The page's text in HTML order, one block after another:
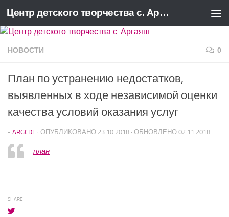
Перейти к содержимому Центр детского творчества с. Аргаяш
НОВОСТИ 0
План по устранению недостатков,
выявленных в ходе независимой оценки
качества условий оказания услуг
- ARGCDT · ОПУБЛИКОВАНО 23.10.2018 · ОБНОВЛЕНО 02.11.2018
план
SHARE